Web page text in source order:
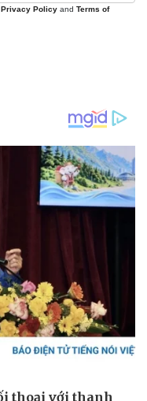
Privacy Policy and Terms of